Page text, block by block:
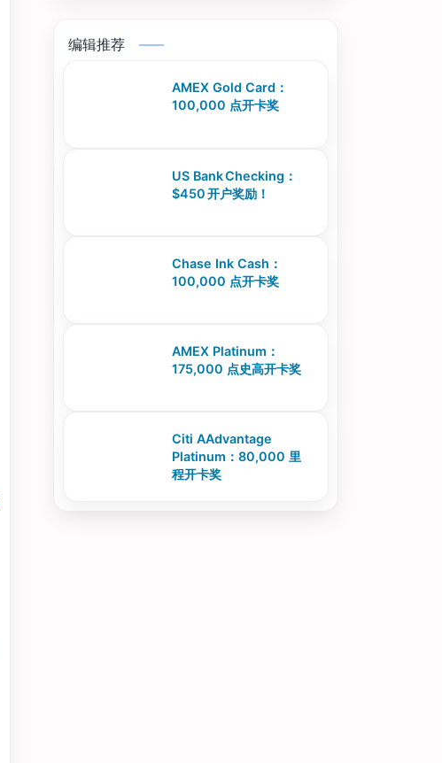
编辑推荐
AMEX Gold Card：
100,000 点开卡奖
US Bank Checking：
$450 开户奖励！
Chase Ink Cash：
100,000 点开卡奖
AMEX Platinum：
175,000 点史高开卡奖
Citi AAdvantage
Platinum：80,000 里
程开卡奖